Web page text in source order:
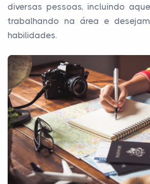
diversas pessoas, incluindo
trabalhando na área e
habilidades.